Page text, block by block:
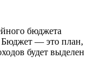
бюджета
Бюджет — это план,
будет выделен